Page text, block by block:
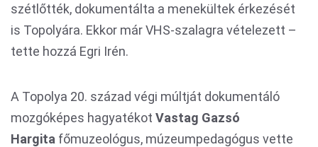
szétlőtték, dokumentálta a menekültek érkezését
is Topolyára. Ekkor már VHS-szalagra vételezett –
tette hozzá Egri Irén.
A Topolya 20. század végi múltját dokumentáló
mozgóképes hagyatékot Vastag Gazsó
Hargita főmuzeológus, múzeumpedagógus vette